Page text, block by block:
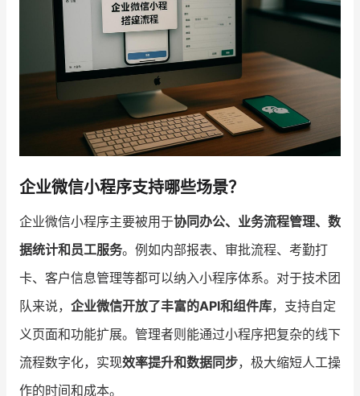
合作共进
入驻有赞 认证代理商
设计服务商
数据通服务
企业微信小程序支持哪些场景？
企业微信小程序主要被用于协同办公、业务流程管理、数
据统计和员工服务。例如内部报表、审批流程、考勤打
卡、客户信息管理等都可以纳入小程序体系。对于技术团
队来说， 企业微信开放了丰富的API和组件库，支持自定
义页面和功能扩展。管理者则能通过小程序把复杂的线下
流程数字化，实现效率提升和数据同步，极大缩短人工操
作的时间和成本。